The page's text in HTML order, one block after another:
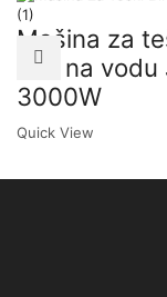
Mašina za
dim na
3000W
Quick View